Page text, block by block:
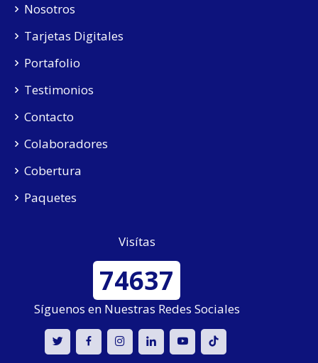
Nosotros
Tarjetas Digitales
Portafolio
Testimonios
Contacto
Colaboradores
Cobertura
Paquetes
Visítas
74637
Síguenos en Nuestras Redes Sociales